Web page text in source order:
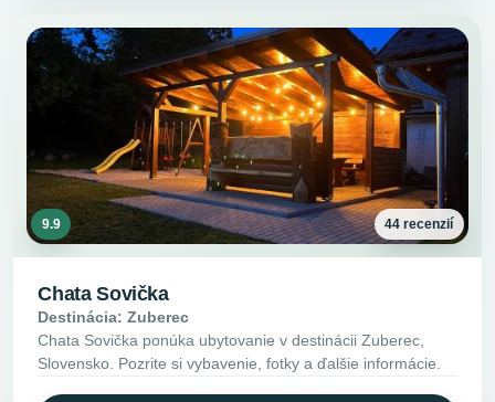
9.9 44 recenzií
Chata Sovička
Destinácia: Zuberec
Chata Sovička ponúka ubytovanie v destinácii Zuberec,
Slovensko. Pozrite si vybavenie, fotky a ďalšie informácie.